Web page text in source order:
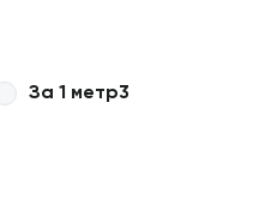
За 1 метр3